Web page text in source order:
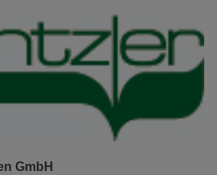
GmbH